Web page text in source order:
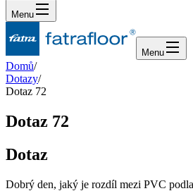
Menu
Menu
Domů/
Dotazy/
Dotaz 72
Dotaz 72
Dotaz
Dobrý den, jaký je rozdíl mezi PVC